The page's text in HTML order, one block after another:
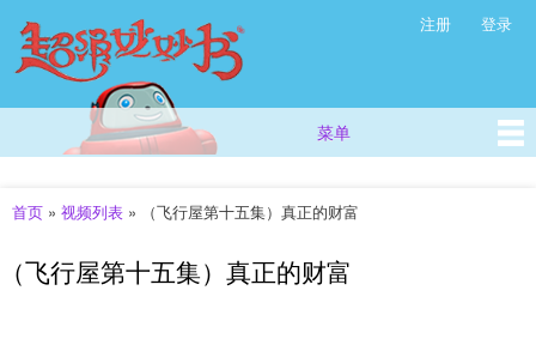
转
到
内
次级菜单 注册 登录
超
级
妙
妙
(西
儿
故
事
菜单
你在这里
首页 » 视频列表 » （飞行屋第十五集）真正的财富
（飞行屋第十五集）真正的财富